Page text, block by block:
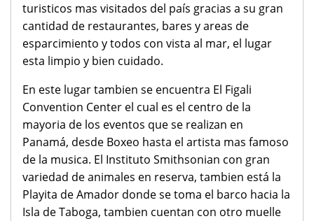
turisticos mas visitados del país gracias a su gran
cantidad de restaurantes, bares y areas de
esparcimiento y todos con vista al mar, el lugar
esta limpio y bien cuidado.
En este lugar tambien se encuentra El Figali
Convention Center el cual es el centro de la
mayoria de los eventos que se realizan en
Panamá, desde Boxeo hasta el artista mas famoso
de la musica. El Instituto Smithsonian con gran
variedad de animales en reserva, tambien está la
Playita de Amador donde se toma el barco hacia la
Isla de Taboga, tambien cuentan con otro muelle